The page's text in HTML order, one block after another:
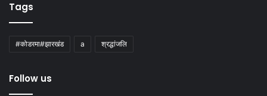
Tags
#कोडरमा#झारखंड a श्रद्धांजलि
Follow us